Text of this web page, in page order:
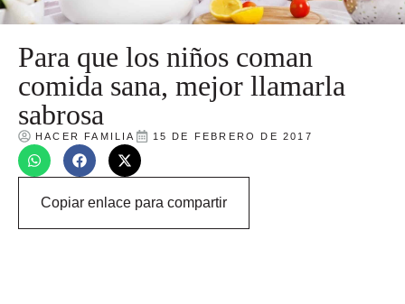
Para que los niños coman
comida sana, mejor llamarla
sabrosa
HACER FAMILIA 15 DE FEBRERO DE 2017
Copiar enlace para compartir